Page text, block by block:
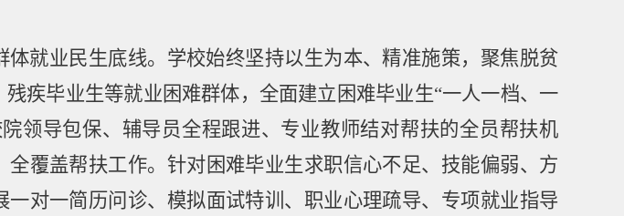
就业民生底线。 学校始终坚持以生为本、精准施策，聚焦脱贫
疾毕业生等就业困难群体，全面建立困难毕业生“一人一档、一
领导包保、辅导员全程跟进、专业教师结对帮扶的全员帮扶机
全覆盖帮扶工作。针对困难毕业生求职信心不足、技能偏弱、方
一对一简历问诊、模拟面试特训、职业心理疏导、专项就业指导